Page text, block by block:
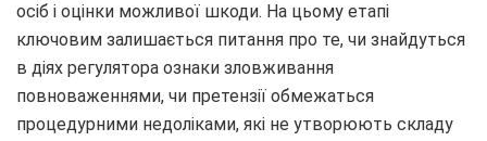
осіб і оцінки можливої шкоди. На цьому етапі
ключовим залишається питання про те, чи знайдуться
в діях регулятора ознаки зловживання
повноваженнями, чи претензії обмежаться
процедурними недоліками, які не утворюють складу